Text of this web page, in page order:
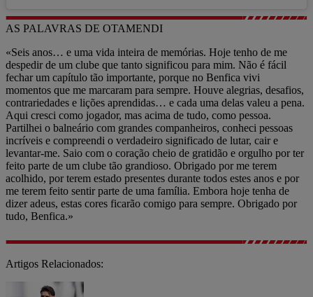
AS PALAVRAS DE OTAMENDI
«Seis anos… e uma vida inteira de memórias. Hoje tenho de me
despedir de um clube que tanto significou para mim. Não é fácil
fechar um capítulo tão importante, porque no Benfica vivi
momentos que me marcaram para sempre. Houve alegrias, desafios,
contrariedades e lições aprendidas… e cada uma delas valeu a pena.
Aqui cresci como jogador, mas acima de tudo, como pessoa.
Partilhei o balneário com grandes companheiros, conheci pessoas
incríveis e compreendi o verdadeiro significado de lutar, cair e
levantar-me. Saio com o coração cheio de gratidão e orgulho por ter
feito parte de um clube tão grandioso. Obrigado por me terem
acolhido, por terem estado presentes durante todos estes anos e por
me terem feito sentir parte de uma família. Embora hoje tenha de
dizer adeus, estas cores ficarão comigo para sempre. Obrigado por
tudo, Benfica.»
Artigos Relacionados: